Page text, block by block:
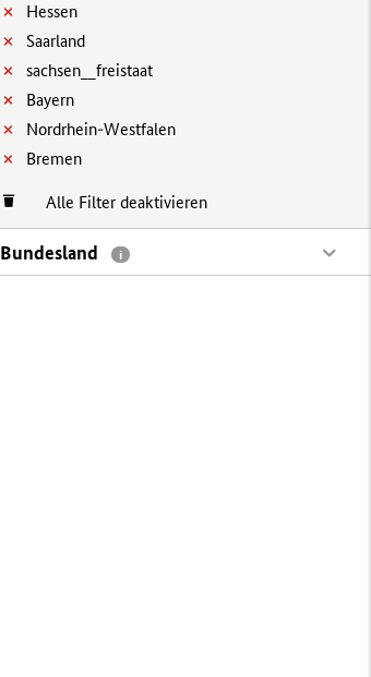
Hessen
Saarland
sachsen__freistaat
Bayern
Nordrhein-Westfalen
Bremen
Alle Filter deaktivieren
Bundesland i